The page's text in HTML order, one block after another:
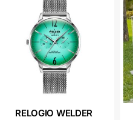
RELOGIO WELDER